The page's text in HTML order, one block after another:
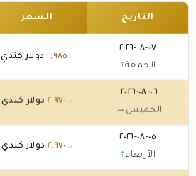
التاريخ السعر
٠٧-٠٨-٢٠٢٦
الجمعة↑
٢,٩٨٥ .٦٠ دولار كندي
٠٦-٠٨-٢٠٢٦
الخميس →
٢,٩٧٠ .٠٥ دولار كندي
٠٥-٠٨-٢٠٢٦
الأربعاء↑
٢,٩٧٠ .٠٥ دولار كندي